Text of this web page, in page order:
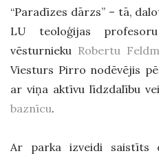
“Paradīzes dārzs” – tā,
LU teoloģijas
vēsturnieku Robertu
Viesturs Pirro nodēvējis
ar viņa aktīvu līdzdalību
baznīcu.
Ar parka izveidi saistīts